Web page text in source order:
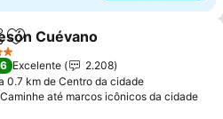
Adicionar aos favoritos
Cuévano
Excelente
2.208
0.7 km de Centro da cidade
Caminhe até marcos icônicos da cidade